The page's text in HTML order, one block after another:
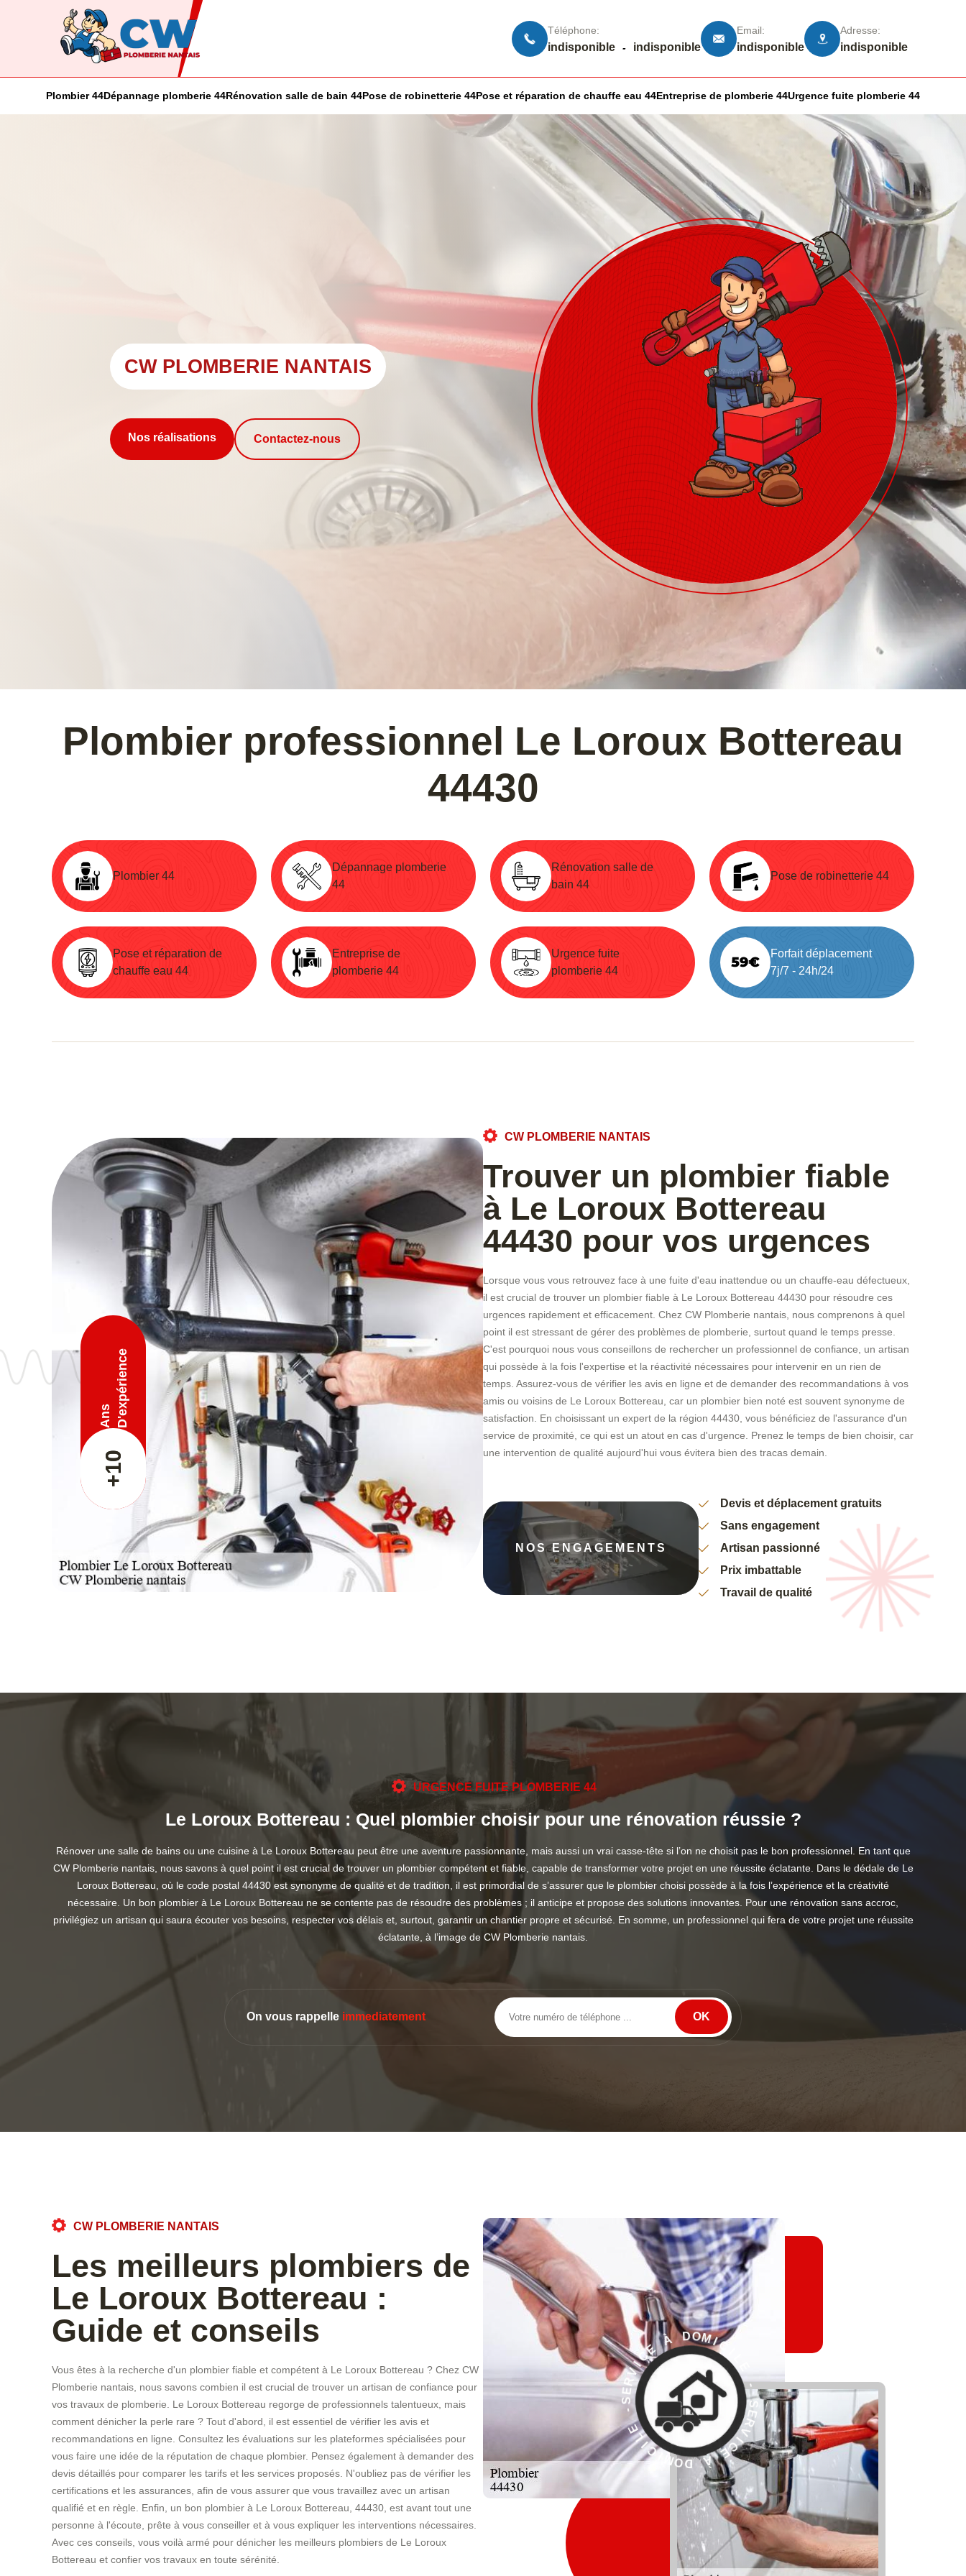
Téléphone:
indisponible - indisponible
Email:
indisponible
Adresse:
indisponible
Plombier 44Dépannage plomberie 44Rénovation salle de bain 44Pose de robinetterie 44Pose et réparation de chauffe eau 44Entreprise de plomberie 44Urgence fuite plomberie 44
CW PLOMBERIE NANTAIS
Nos réalisations Contactez-nous
Plombier professionnel Le Loroux Bottereau
44430
Plombier 44
Dépannage plomberie
44
Rénovation salle de
bain 44
Pose de robinetterie 44
Pose et réparation de
chauffe eau 44
Entreprise de
plomberie 44
Urgence fuite
plomberie 44
Forfait déplacement
7j/7 - 24h/24
+10
Ans D'expérience
CW PLOMBERIE NANTAIS
Trouver un plombier fiable
à Le Loroux Bottereau
44430 pour vos urgences
Lorsque vous vous retrouvez face à une fuite d'eau inattendue ou un chauffe-eau défectueux,
il est crucial de trouver un plombier fiable à Le Loroux Bottereau 44430 pour résoudre ces
urgences rapidement et efficacement. Chez CW Plomberie nantais, nous comprenons à quel
point il est stressant de gérer des problèmes de plomberie, surtout quand le temps presse.
C'est pourquoi nous vous conseillons de rechercher un professionnel de confiance, un artisan
qui possède à la fois l'expertise et la réactivité nécessaires pour intervenir en un rien de
temps. Assurez-vous de vérifier les avis en ligne et de demander des recommandations à vos
amis ou voisins de Le Loroux Bottereau, car un plombier bien noté est souvent synonyme de
satisfaction. En choisissant un expert de la région 44430, vous bénéficiez de l'assurance d'un
service de proximité, ce qui est un atout en cas d'urgence. Prenez le temps de bien choisir, car
une intervention de qualité aujourd'hui vous évitera bien des tracas demain.
NOS ENGAGEMENTS
Devis et déplacement gratuits
Sans engagement
Artisan passionné
Prix imbattable
Travail de qualité
URGENCE FUITE PLOMBERIE 44
Le Loroux Bottereau : Quel plombier choisir pour une rénovation réussie ?
Rénover une salle de bains ou une cuisine à Le Loroux Bottereau peut être une aventure passionnante, mais aussi un vrai casse-tête si l’on ne choisit pas le bon professionnel. En tant que
CW Plomberie nantais, nous savons à quel point il est crucial de trouver un plombier compétent et fiable, capable de transformer votre projet en une réussite éclatante. Dans le dédale de Le
Loroux Bottereau, où le code postal 44430 est synonyme de qualité et de tradition, il est primordial de s’assurer que le plombier choisi possède à la fois l’expérience et la créativité
nécessaire. Un bon plombier à Le Loroux Bottereau ne se contente pas de résoudre des problèmes ; il anticipe et propose des solutions innovantes. Pour une rénovation sans accroc,
privilégiez un artisan qui saura écouter vos besoins, respecter vos délais et, surtout, garantir un chantier propre et sécurisé. En somme, un professionnel qui fera de votre projet une réussite
éclatante, à l’image de CW Plomberie nantais.
On vous rappelle immediatement
CW PLOMBERIE NANTAIS
Les meilleurs plombiers de
Le Loroux Bottereau :
Guide et conseils
Vous êtes à la recherche d'un plombier fiable et compétent à Le Loroux Bottereau ? Chez CW
Plomberie nantais, nous savons combien il est crucial de trouver un artisan de confiance pour
vos travaux de plomberie. Le Loroux Bottereau regorge de professionnels talentueux, mais
comment dénicher la perle rare ? Tout d'abord, il est essentiel de vérifier les avis et
recommandations en ligne. Consultez les évaluations sur les plateformes spécialisées pour
vous faire une idée de la réputation de chaque plombier. Pensez également à demander des
devis détaillés pour comparer les tarifs et les services proposés. N'oubliez pas de vérifier les
certifications et les assurances, afin de vous assurer que vous travaillez avec un artisan
qualifié et en règle. Enfin, un bon plombier à Le Loroux Bottereau, 44430, est avant tout une
personne à l'écoute, prête à vous conseiller et à vous expliquer les interventions nécessaires.
Avec ces conseils, vous voilà armé pour dénicher les meilleurs plombiers de Le Loroux
Bottereau et confier vos travaux en toute sérénité.
S
E
R
V
C
E
À
DOMICI LE -
E
R
V
I
C
E
À
D
O
M
I
C
I
L
E
-